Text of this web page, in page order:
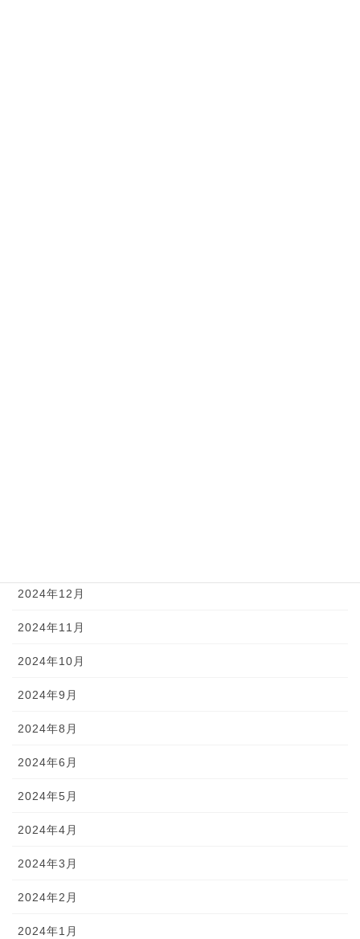
2024年12月
2024年11月
2024年10月
2024年9月
2024年8月
2024年6月
2024年5月
2024年4月
2024年3月
2024年2月
2024年1月